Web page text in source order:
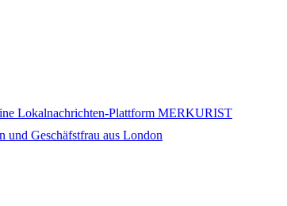
Lokalnachrichten-Plattform MERKURIST
und Geschäfstfrau aus London